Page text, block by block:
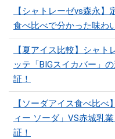
【シャトレーゼvs森永】
食べ比べで分かった味わ
【夏アイス比較】シャ
ッテ「BIGスイカバー」
証！
【ソーダアイス食べ比
ィー ソーダ」VS赤城乳
証！